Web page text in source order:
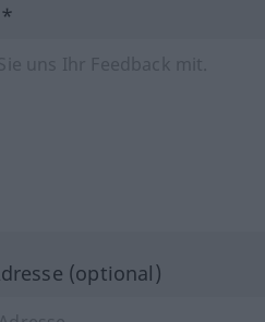
(optional)